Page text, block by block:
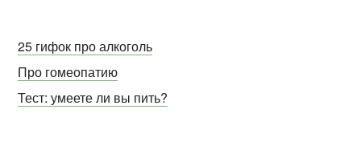
25 гифок про алкоголь
Про гомеопатию
Тест: умеете ли вы пить?